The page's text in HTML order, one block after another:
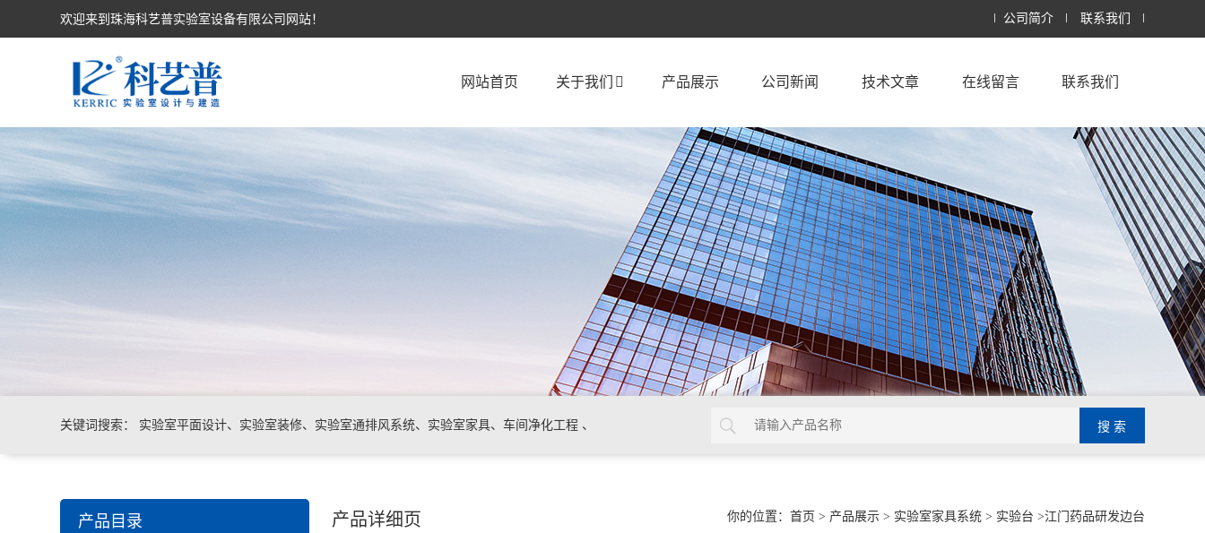
欢迎来到珠海科艺普实验室设备有限公司网站！ 公司简介 联系我们
网站首页 关于我们 产品展示 公司新闻 技术文章 在线留言 联系我们
关键词搜索： 实验室平面设计、实验室装修、实验室通排风系统、实验室家具、车间净化工程 、
产品目录 你的位置： 首页 > 产品展示> 实验室家具系统> 实验台 >江门药品研发边台
产品详细页